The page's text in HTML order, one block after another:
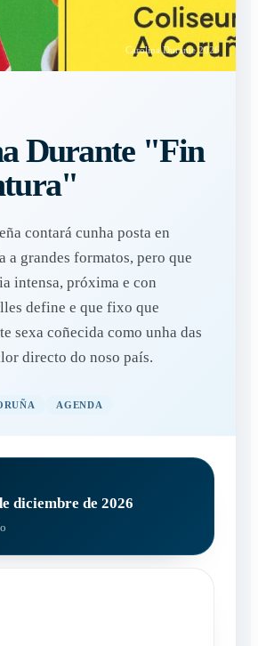
Durante "Fin
contará cunha posta en
a grandes formatos, pero que
intensa, próxima e con
define e que fixo que
sexa coñecida como unha das
directo do noso país.
AGENDA
Carolina Durante 2026
diciembre de 2026